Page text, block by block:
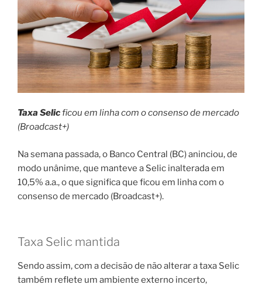
Taxa Selicficou em linha com o consenso de mercado
(Broadcast+)
Na semana passada, o Banco Central (BC) aninciou, de
modo unânime, que manteve a Selic inalterada em
10,5% a.a., o que significa que ficou em linha com o
consenso de mercado (Broadcast+).
Taxa Selic mantida
Sendo assim, com a decisão de não alterar a taxa Selic
também reflete um ambiente externo incerto,